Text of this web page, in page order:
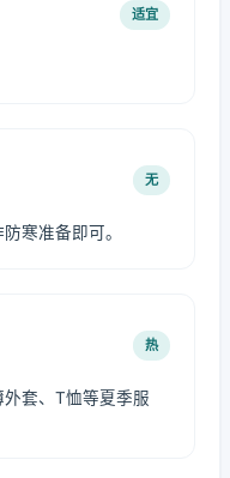
适宜
无
寒准备即可。
热
套、T恤等夏季服